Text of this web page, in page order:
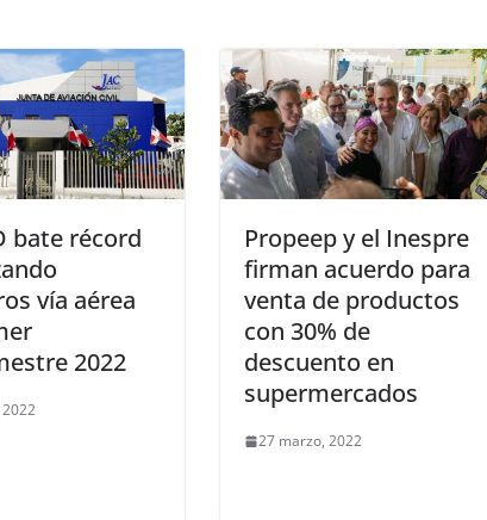
bate récord
vía aérea
2022
Propeep y el Inespre
firman acuerdo para
venta de productos
con 30% de
descuento en
supermercados
27 marzo, 2022